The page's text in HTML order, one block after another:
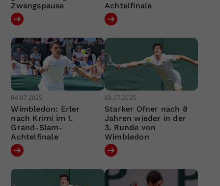
Zwangspause
Achtelfinale
04.07.2025
Wimbledon: Erler
nach Krimi im 1.
Grand-Slam-
Achtelfinale
03.07.2025
Starker Ofner nach 8
Jahren wieder in der
3. Runde von
Wimbledon